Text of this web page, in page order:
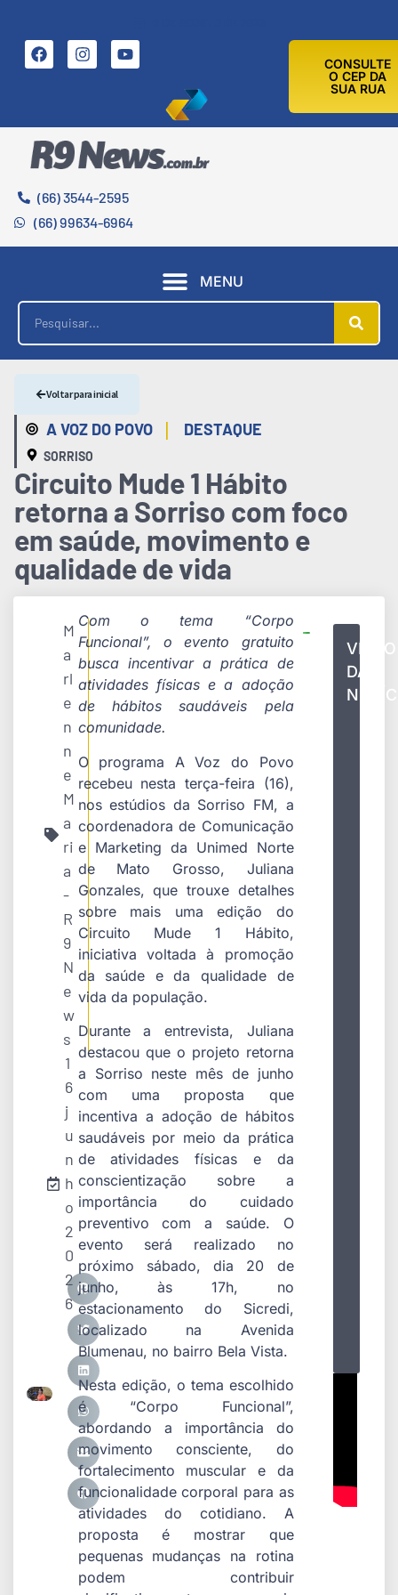
CONSULTE
O CEP DA
SUA RUA
(66) 3544-2595
(66) 99634-6964
MENU
A VOZ DO POVO | DESTAQUE
SORRISO
Voltar para inicial
Circuito Mude 1 Hábito
retorna a Sorriso com foco
em saúde, movimento e
qualidade de vida
M
a
rl
e
n
n
e
M
a
ri
a
-
R
9
N
e
w
s
1
6
j
u
n
h
o
2
0
2
6
Com o tema “Corpo
Funcional”, o evento gratuito
busca incentivar a prática de
atividades físicas e a adoção
de hábitos saudáveis pela
comunidade.
O programa A Voz do Povo
recebeu nesta terça-feira (16),
nos estúdios da Sorriso FM, a
coordenadora de Comunicação
e Marketing da Unimed Norte
de Mato Grosso, Juliana
Gonzales, que trouxe detalhes
sobre mais uma edição do
Circuito Mude 1 Hábito,
iniciativa voltada à promoção
da saúde e da qualidade de
vida da população.
Durante a entrevista, Juliana
destacou que o projeto retorna
a Sorriso neste mês de junho
com uma proposta que
incentiva a adoção de hábitos
saudáveis por meio da prática
de atividades físicas e da
conscientização sobre a
importância do cuidado
preventivo com a saúde. O
evento será realizado no
próximo sábado, dia 20 de
junho, às 17h, no
estacionamento do Sicredi,
localizado na Avenida
Blumenau, no bairro Bela Vista.
Nesta edição, o tema escolhido
é “Corpo Funcional”,
abordando a importância do
movimento consciente, do
fortalecimento muscular e da
funcionalidade corporal para as
atividades do cotidiano. A
proposta é mostrar que
pequenas mudanças na rotina
podem contribuir
VÍDEO
DA